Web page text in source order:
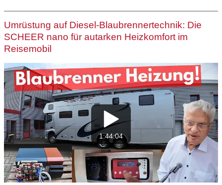
Umrüstung auf Diesel-Blaubrennertechnik: Die
SCHEER nano für autarken Heizkomfort im
Reisemobil
1:44:04